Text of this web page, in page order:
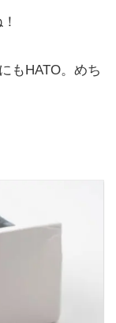
もHATO。めち